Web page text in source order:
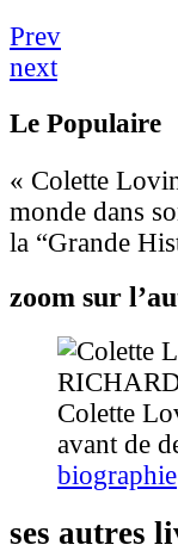
Prev
next
Le Populaire
« Colette
monde dans
la “Grande
zoom sur
Colette
avant de
biographie
ses autres